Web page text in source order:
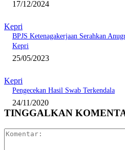
17/12/2024
Kepri
BPJS Ketenagakerjaan Serahkan
Kepri
25/05/2023
Kepri
Pengecekan Hasil Swab Terkendala
24/11/2020
TINGGALKAN